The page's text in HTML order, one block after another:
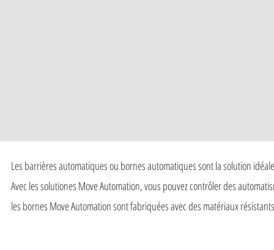
Les barrières automatiques ou bornes automatiques sont la solution
Avec les solutiones Move Automation, vous pouvez contrôler des
les bornes Move Automation sont fabriquées avec des matériaux